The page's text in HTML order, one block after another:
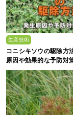
生産技術
コニシキソウの駆除
原因や効果的な予防対